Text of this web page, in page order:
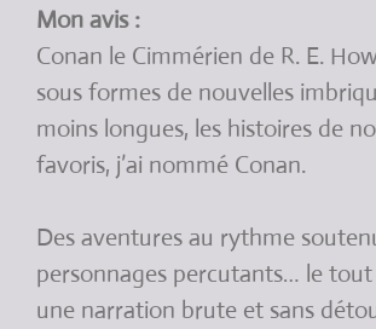
Mon avis :
Conan le Cimmérien de R. E.
sous formes de nouvelles
moins longues, les histoires de
favoris, j’ai nommé Conan.
Des aventures au rythme
personnages percutants… le
une narration brute et sans